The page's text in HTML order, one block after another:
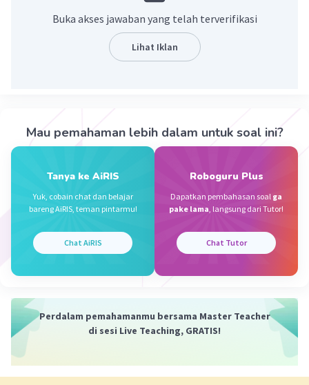
Beri Rating Balas
Iklan
-10 + (4 × 5) - 6 = -10 + 20 - 6
= 4
Beri Rating·4.0(1) Balas
Buka akses jawaban yang telah terverifikasi
Lihat Iklan
Mau pemahaman lebih dalam untuk soal ini?
Tanya ke AiRIS
Yuk, cobain chat dan belajar
bareng AiRIS, teman pintarmu!
Chat AiRIS
Roboguru Plus
Dapatkan pembahasan soal ga
pake lama, langsung dari Tutor!
Chat Tutor
Perdalam pemahamanmu bersama Master Teacher
di sesi Live Teaching, GRATIS!